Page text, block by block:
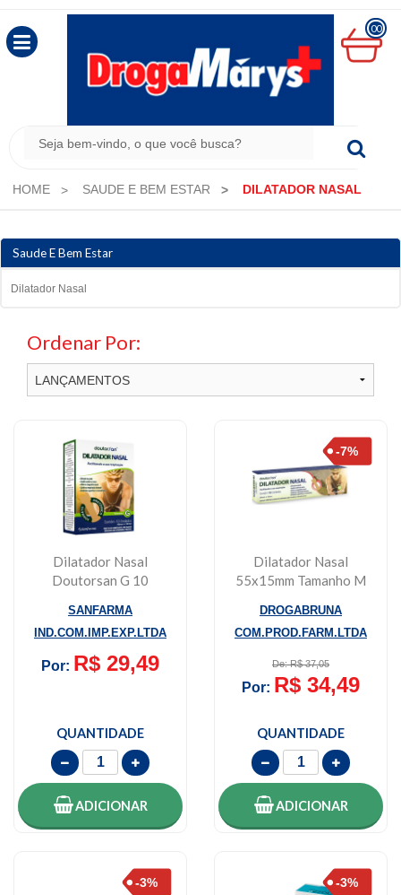
00
HOME SAUDE E BEM ESTAR DILATADOR NASAL
Saude E Bem Estar
Dilatador Nasal
Ordenar Por:
Dilatador Nasal
Doutorsan G 10
SANFARMA
IND.COM.IMP.EXP.LTDA
Por: R$ 29,49
QUANTIDADE
ADICIONAR
Dilatador Nasal
55x15mm Tamanho M
Sanfarma
DROGABRUNA
COM.PROD.FARM.LTDA
De: R$ 37,05
Por: R$ 34,49
QUANTIDADE
ADICIONAR